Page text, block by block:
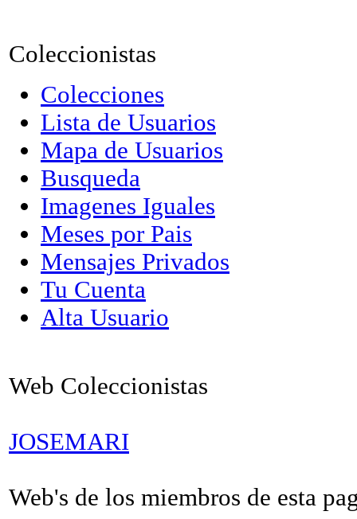
Coleccionistas
Colecciones
Lista de Usuarios
Mapa de Usuarios
Busqueda
Imagenes Iguales
Meses por Pais
Mensajes Privados
Tu Cuenta
Alta Usuario
Web Coleccionistas
JOSEMARI
Web's de los miembros de esta